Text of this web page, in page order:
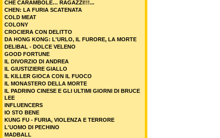
CHE CARAMBOLE… RAGAZZI!!!...
CHEN: LA FURIA SCATENATA
COLD MEAT
COLONY
CROCIERA CON DELITTO
DA HONG KONG: L'URLO, IL FURORE, LA MORTE
DELIBAL - DOLCE VELENO
GOOD FORTUNE
IL DIVORZIO DI ANDREA
IL GIUSTIZIERE GIALLO
IL KILLER GIOCA CON IL FUOCO
IL MONASTERO DELLA MORTE
IL PADRINO CINESE E GLI ULTIMI GIORNI DI BRUCE
LEE
INFLUENCERS
IO STO BENE
KUNG FU - FURIA, VIOLENZA E TERRORE
L'UOMO DI PECHINO
MADBALL